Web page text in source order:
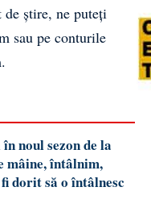
știre, ne puteți
sau pe conturile
.
noul sezon de la
mâine, întâlnim,
dorit să o întâlnesc